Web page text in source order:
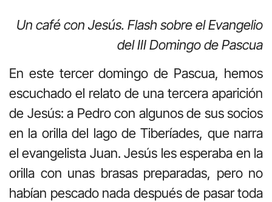
Un café con Jesús. Flash sobre el Evangelio
del III Domingo de Pascua
En este tercer domingo de Pascua, hemos
escuchado el relato de una tercera aparición
de Jesús: a Pedro con algunos de sus socios
en la orilla del lago de Tiberíades, que narra
el evangelista Juan. Jesús les esperaba en la
orilla con unas brasas preparadas, pero no
habían pescado nada después de pasar toda